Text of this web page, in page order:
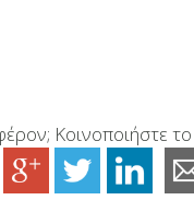
Κοινοποιήστε